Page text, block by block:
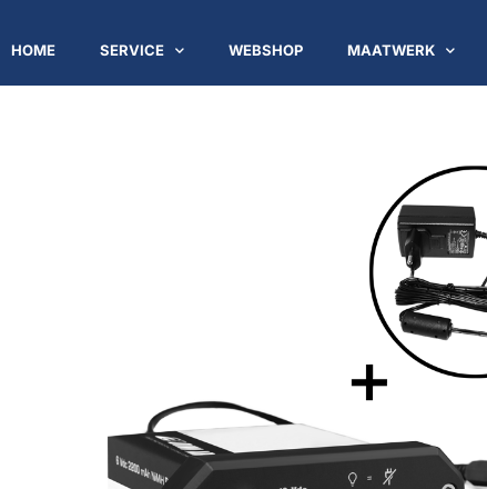
HOME SERVICE WEBSHOP MAATWERK